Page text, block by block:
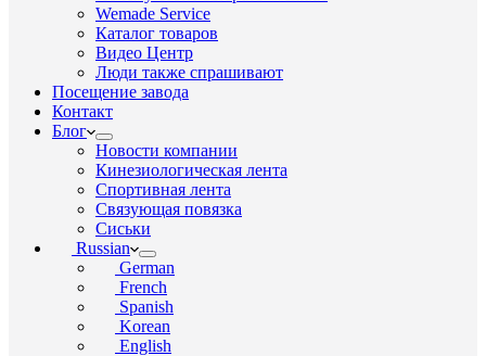
Wemade Service
Каталог товаров
Видео Центр
Люди также спрашивают
Посещение завода
Контакт
Блог
Новости компании
Кинезиологическая лента
Спортивная лента
Связующая повязка
Сиськи
Russian
German
French
Spanish
Korean
English